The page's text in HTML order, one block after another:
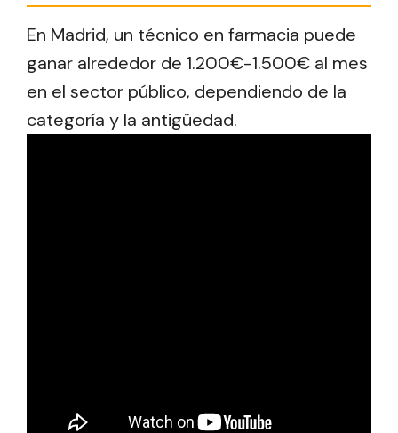
En Madrid, un técnico en farmacia puede
ganar alrededor de 1.200€-1.500€ al mes
en el sector público, dependiendo de la
categoría y la antigüedad.